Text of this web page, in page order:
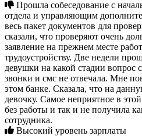
отдела и управляющим
весь пакет документов для
сказали, что проверяют очень
заявление на прежнем месте
трудоустройству. Две недели
девушки на какой стадии вопрос
звонки и смс не отвечала. Мне
этом банке. Сказала, что на
девочку. Самое неприятное в
без работы и так и не получила
сотрудника.
Высокий уровень зарплаты